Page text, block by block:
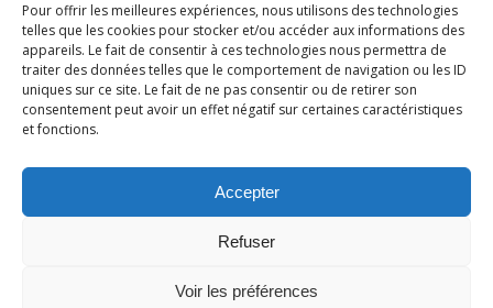
Pour offrir les meilleures expériences, nous utilisons des technologies
telles que les cookies pour stocker et/ou accéder aux informations des
appareils. Le fait de consentir à ces technologies nous permettra de
traiter des données telles que le comportement de navigation ou les ID
uniques sur ce site. Le fait de ne pas consentir ou de retirer son
consentement peut avoir un effet négatif sur certaines caractéristiques
et fonctions.
Accepter
Refuser
Voir les préférences
Mail: info@espace-environnement.be
TVA BE 0416.116.340